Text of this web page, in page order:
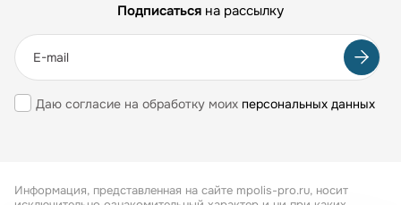
Подписаться на рассылку
Даю согласие на обработку моих персональных данных
Информация, представленная на сайте mpolis-pro.ru, носит